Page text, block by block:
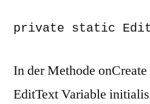
private static
In der Methode
EditText Variable